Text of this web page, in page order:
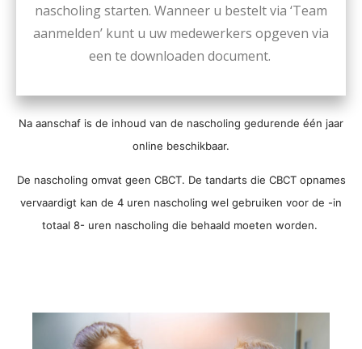
nascholing starten. Wanneer u bestelt via ‘Team
aanmelden’ kunt u uw medewerkers opgeven via
een te downloaden document.
Na aanschaf is de inhoud van de nascholing gedurende één jaar
online beschikbaar.
De nascholing omvat geen CBCT. De tandarts die CBCT opnames
vervaardigt kan de 4 uren nascholing wel gebruiken voor de -in
totaal 8- uren nascholing die behaald moeten worden.